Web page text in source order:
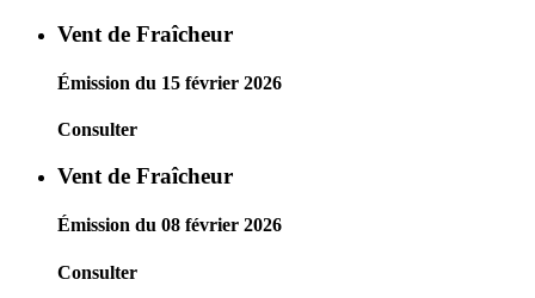
Vent de Fraîcheur
Émission du 15 février 2026
Consulter
Vent de Fraîcheur
Émission du 08 février 2026
Consulter